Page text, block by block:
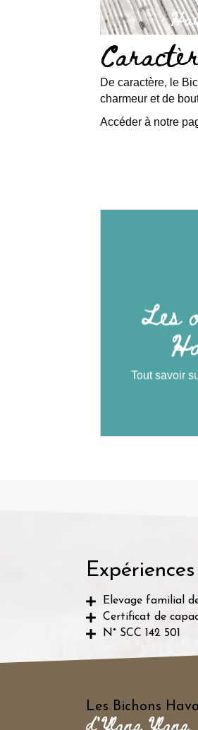
De caractère, le
charmeur et de
Accéder à notre
Les
Tout savoir
Le Bichon
originaire de
l’animal
Elevage familial
Certificat de
N° SCC 142 501
Les Bichons
d'Ylang Ylang